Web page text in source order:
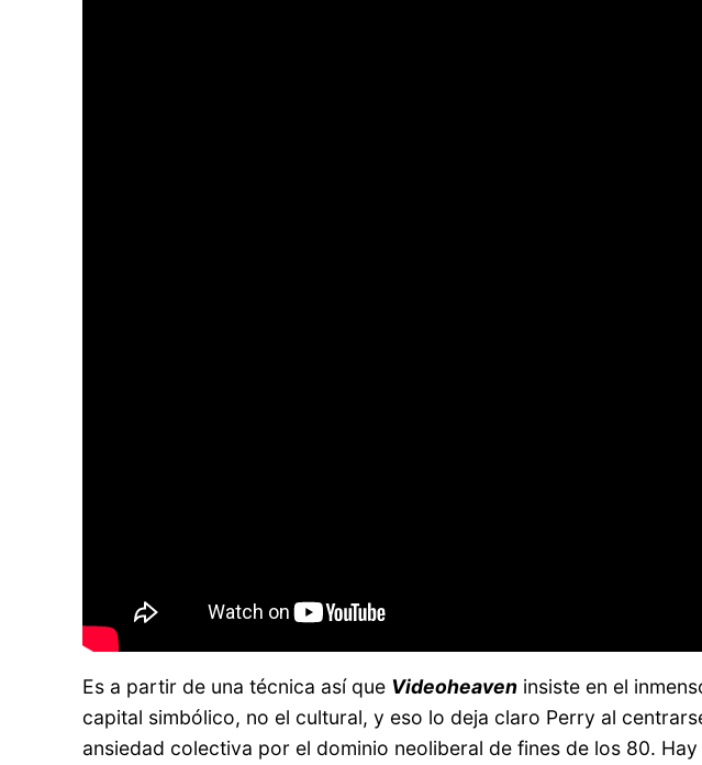
Es a partir de una técnica así que Videoheaven insiste en el
capital simbólico, no el cultural, y eso lo deja claro Perry al
ansiedad colectiva por el dominio neoliberal de fines de los 80.